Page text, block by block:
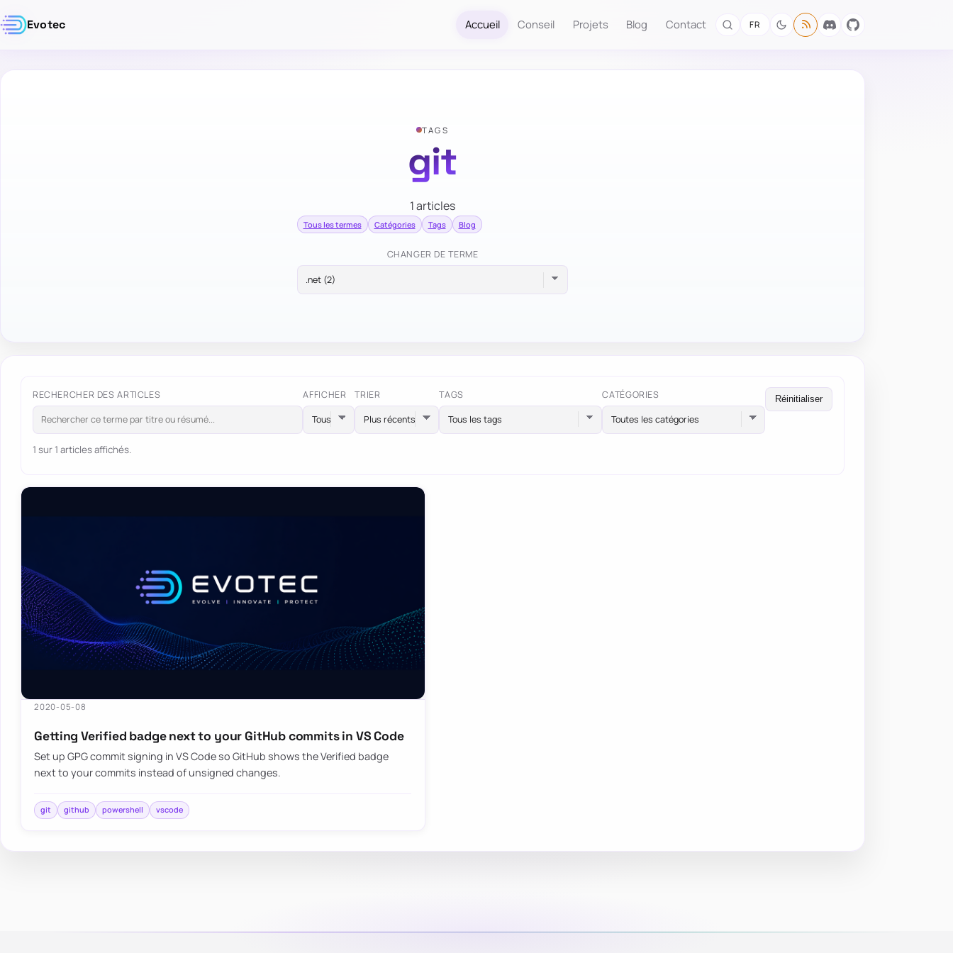
Evotec Accueil Conseil Projets Blog Contact FR
TAGS
git
1 articles
Tous les termes Catégories Tags Blog
CHANGER DE TERME
RECHERCHER DES ARTICLES AFFICHER TRIER TAGS
Tous les tags
CATÉGORIES
Toutes les catégories
Réinitialiser
1 sur 1 articles affichés.
2020-05-08
Getting Verified badge next to your GitHub commits in VS Code
Set up GPG commit signing in VS Code so GitHub shows the Verified badge
next to your commits instead of unsigned changes.
git github powershell vscode